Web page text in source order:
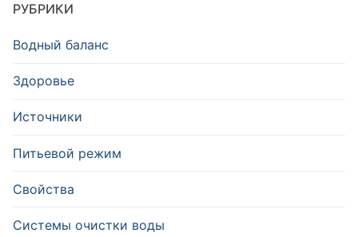
РУБРИКИ
Водный баланс
Здоровье
Источники
Питьевой режим
Свойства
Системы очистки воды